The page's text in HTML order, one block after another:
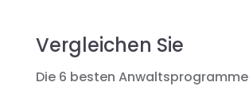
Vergleichen Sie
Die 6 besten Anwaltsprogramme